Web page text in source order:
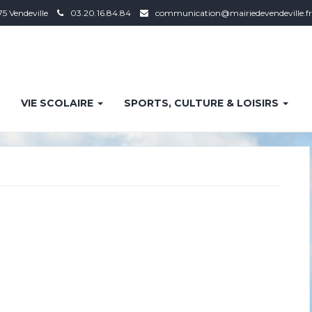
Vendeville 03.20.16.84.84 communication@mairiedevendeville.fr
VIE SCOLAIRE SPORTS, CULTURE & LOISIRS